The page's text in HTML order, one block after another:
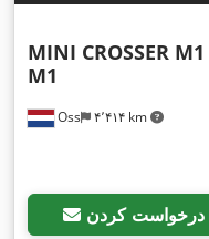
Oss ۴٬۴۱۴ km
MINI CROSSER M1
M1
درخواست کردن